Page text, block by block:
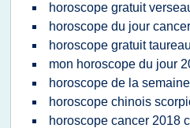
horoscope gratuit
horoscope du jour
horoscope gratuit
mon horoscope du jour
horoscope de la
horoscope chinois
horoscope cancer 2018